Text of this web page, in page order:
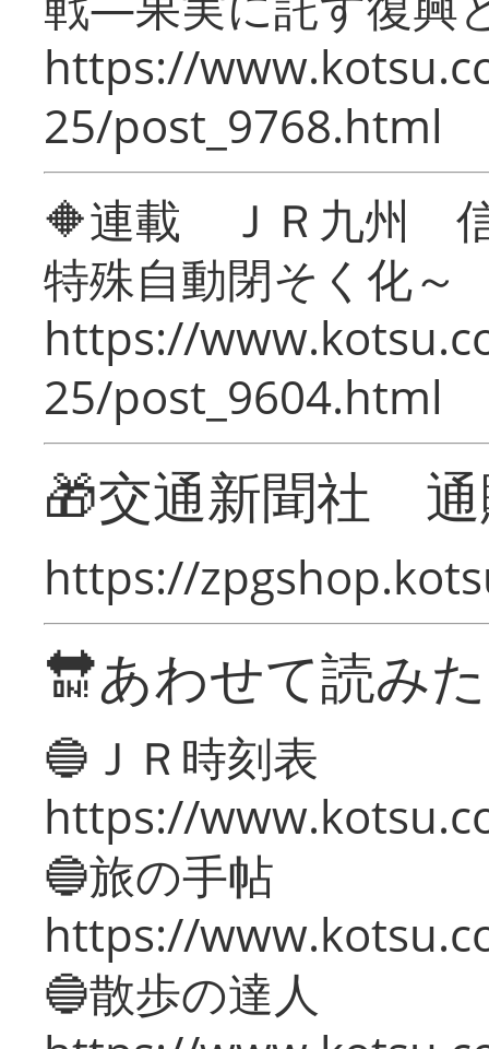
https://
25/post_9768.html
🔶連載 ＪＲ九州 信
特殊自動閉そく化～
https://
25/post_9604.html
🎁交通新聞社
https://
🔛あわせて読み
🔵ＪＲ時刻表
https://
🔵旅の手帖
https://
🔵散歩の達人